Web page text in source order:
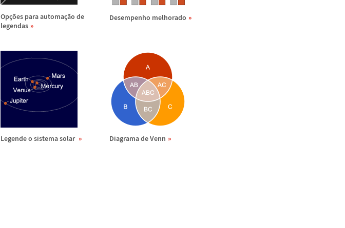
Opções para automação de
legendas
Desempenho melhorado
Legende o sistema solar Diagrama de Venn